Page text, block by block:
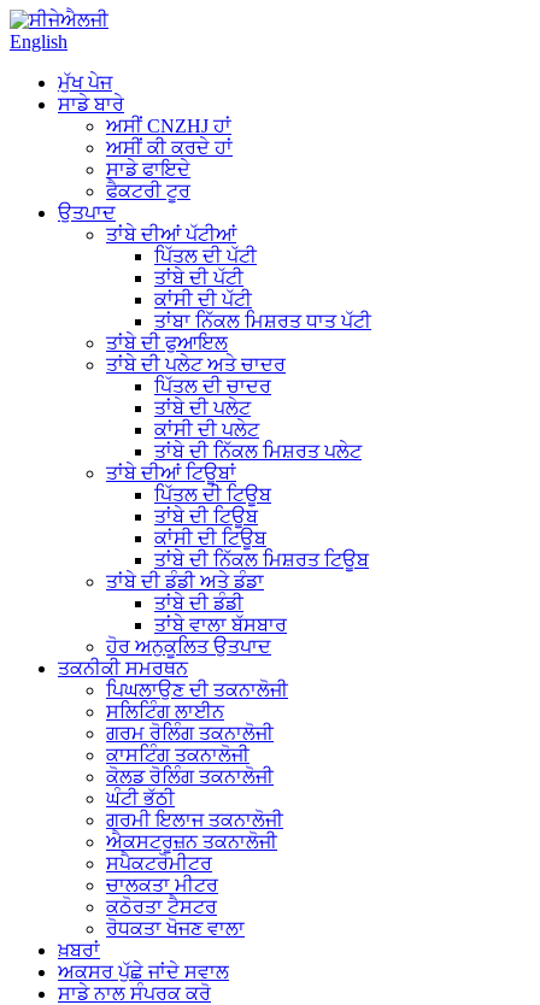
English
ਮੁੱਖ ਪੇਜ
ਸਾਡੇ ਬਾਰੇ
ਅਸੀਂ CNZHJ ਹਾਂ
ਅਸੀਂ ਕੀ ਕਰਦੇ ਹਾਂ
ਸਾਡੇ ਫਾਇਦੇ
ਫੈਕਟਰੀ ਟੂਰ
ਉਤਪਾਦ
ਤਾਂਬੇ ਦੀਆਂ ਪੱਟੀਆਂ
ਪਿੱਤਲ ਦੀ ਪੱਟੀ
ਤਾਂਬੇ ਦੀ ਪੱਟੀ
ਕਾਂਸੀ ਦੀ ਪੱਟੀ
ਤਾਂਬਾ ਨਿੱਕਲ ਮਿਸ਼ਰਤ ਧਾਤ ਪੱਟੀ
ਤਾਂਬੇ ਦੀ ਫੁਆਇਲ
ਤਾਂਬੇ ਦੀ ਪਲੇਟ ਅਤੇ ਚਾਦਰ
ਪਿੱਤਲ ਦੀ ਚਾਦਰ
ਤਾਂਬੇ ਦੀ ਪਲੇਟ
ਕਾਂਸੀ ਦੀ ਪਲੇਟ
ਤਾਂਬੇ ਦੀ ਨਿੱਕਲ ਮਿਸ਼ਰਤ ਪਲੇਟ
ਤਾਂਬੇ ਦੀਆਂ ਟਿਊਬਾਂ
ਪਿੱਤਲ ਦੀ ਟਿਊਬ
ਤਾਂਬੇ ਦੀ ਟਿਊਬ
ਕਾਂਸੀ ਦੀ ਟਿਊਬ
ਤਾਂਬੇ ਦੀ ਨਿੱਕਲ ਮਿਸ਼ਰਤ ਟਿਊਬ
ਤਾਂਬੇ ਦੀ ਡੰਡੀ ਅਤੇ ਡੰਡਾ
ਤਾਂਬੇ ਦੀ ਡੰਡੀ
ਤਾਂਬੇ ਵਾਲਾ ਬੱਸਬਾਰ
ਹੋਰ ਅਨੁਕੂਲਿਤ ਉਤਪਾਦ
ਤਕਨੀਕੀ ਸਮਰਥਨ
ਪਿਘਲਾਉਣ ਦੀ ਤਕਨਾਲੋਜੀ
ਸਲਿਟਿੰਗ ਲਾਈਨ
ਗਰਮ ਰੋਲਿੰਗ ਤਕਨਾਲੋਜੀ
ਕਾਸਟਿੰਗ ਤਕਨਾਲੋਜੀ
ਕੋਲਡ ਰੋਲਿੰਗ ਤਕਨਾਲੋਜੀ
ਘੰਟੀ ਭੱਠੀ
ਗਰਮੀ ਇਲਾਜ ਤਕਨਾਲੋਜੀ
ਐਕਸਟਰੂਜ਼ਨ ਤਕਨਾਲੋਜੀ
ਸਪੈਕਟਰੋਮੀਟਰ
ਚਾਲਕਤਾ ਮੀਟਰ
ਕਠੋਰਤਾ ਟੈਸਟਰ
ਰੋਧਕਤਾ ਖੋਜਣ ਵਾਲਾ
ਖ਼ਬਰਾਂ
ਅਕਸਰ ਪੁੱਛੇ ਜਾਂਦੇ ਸਵਾਲ
ਸਾਡੇ ਨਾਲ ਸੰਪਰਕ ਕਰੋ